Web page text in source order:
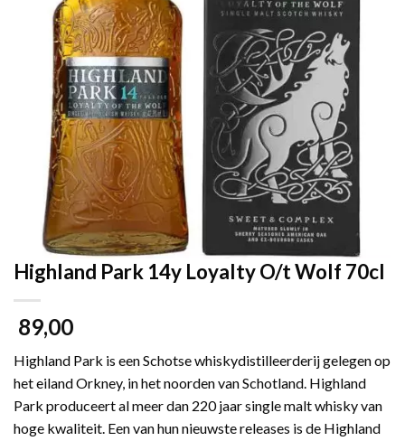
Highland Park 14y Loyalty O/t Wolf 70cl
89,00
Highland Park is een Schotse whiskydistilleerderij gelegen op
het eiland Orkney, in het noorden van Schotland. Highland
Park produceert al meer dan 220 jaar single malt whisky van
hoge kwaliteit. Een van hun nieuwste releases is de Highland